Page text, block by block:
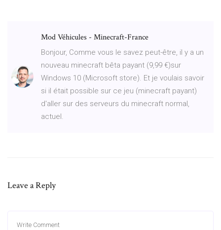
Mod Véhicules - Minecraft-France
Bonjour, Comme vous le savez peut-être, il y a un
nouveau minecraft bêta payant (9,99 €)sur
Windows 10 (Microsoft store). Et je voulais savoir
si il était possible sur ce jeu (minecraft payant)
d'aller sur des serveurs du minecraft normal,
actuel.
Leave a Reply